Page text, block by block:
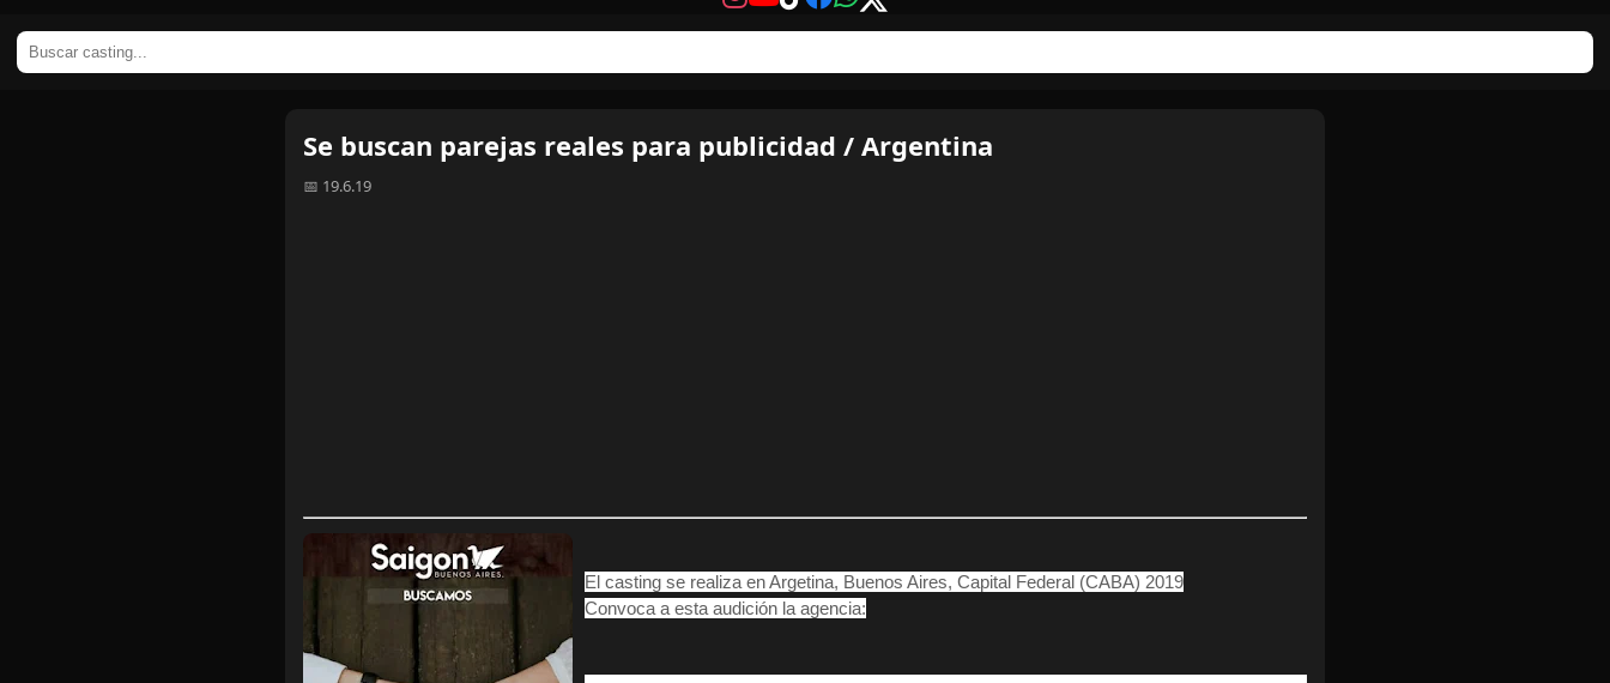
Se buscan parejas reales para publicidad / Argentina
📅 19.6.19
El casting se realiza en Argetina, Buenos Aires, Capital Federal (CABA) 2019
Convoca a esta audición la agencia: